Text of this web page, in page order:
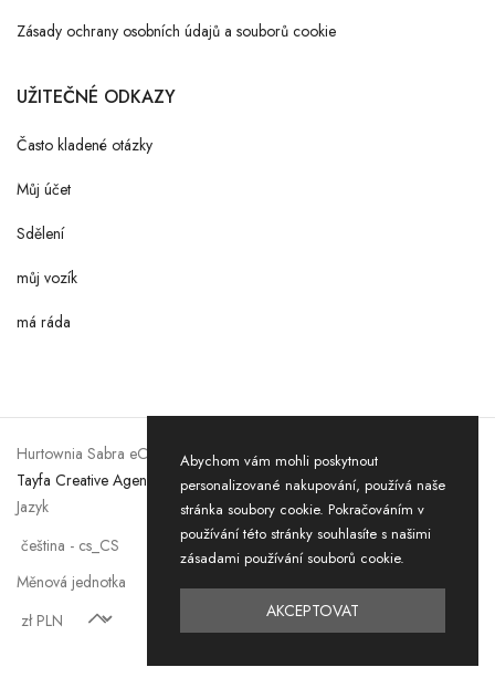
Zásady ochrany osobních údajů a souborů cookie
UŽITEČNÉ ODKAZY
Často kladené otázky
Můj účet
Sdělení
můj vozík
má ráda
Hurtownia Sabra eCommerce © 2026. Všechna práva vyhrazena by
Tayfa Creative Agency
Jazyk
Měnová jednotka
Abychom vám mohli poskytnout
personalizované nakupování, používá naše
stránka soubory cookie. Pokračováním v
používání této stránky souhlasíte s našimi
zásadami používání souborů cookie.
AKCEPTOVAT